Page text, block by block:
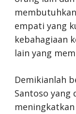
empati yang
kebahagiaan
lain yang
Demikianlah
Santoso yang